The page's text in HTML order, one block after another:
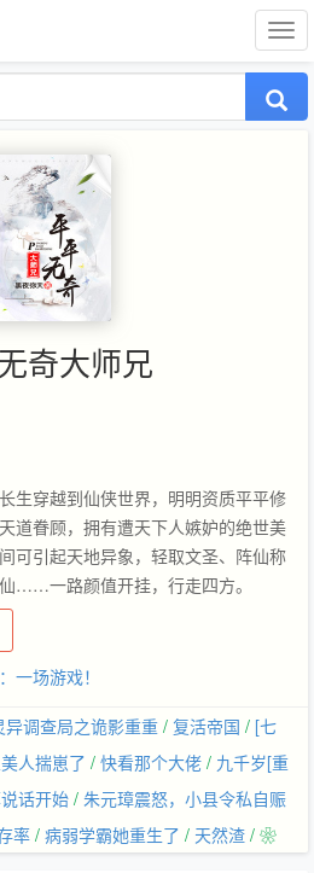
奇大师兄
生穿越到仙侠世界，明明资质平平修
道眷顾，拥有遭天下人嫉妒的绝世美
可引起天地异象，轻取文圣、阵仙称
……一路颜值开挂，行走四方。
一场游戏！
异调查局之诡影重重 / 复活帝国 / [七
人揣崽了 / 快看那个大佬 / 九千岁[重
话开始 / 朱元璋震怒，小县令私自赈
率 / 病弱学霸她重生了 / 天然渣 / ❀